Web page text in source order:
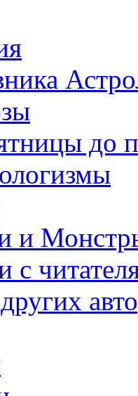
до
и
с